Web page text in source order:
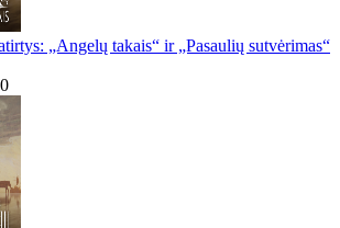
„Angelų takais“ ir „Pasaulių sutvėrimas“